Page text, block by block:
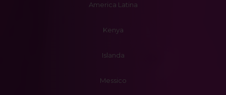
America Latina
Kenya
Islanda
Messico